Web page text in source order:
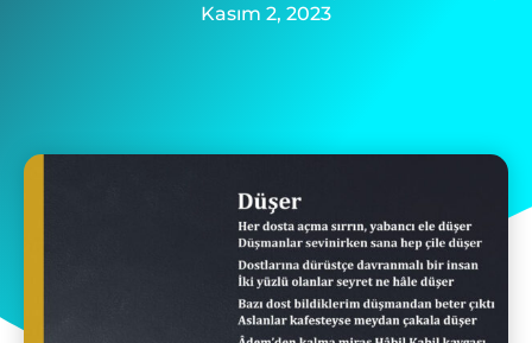
Kasım 2, 2023